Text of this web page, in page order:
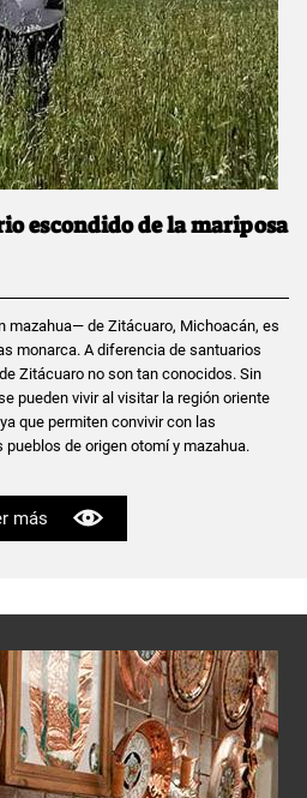
escondido de la mariposa
mazahua— de Zitácuaro, Michoacán, es
monarca. A diferencia de santuarios
Zitácuaro no son tan conocidos. Sin
pueden vivir al visitar la región oriente
que permiten convivir con las
de origen otomí y mazahua.
más